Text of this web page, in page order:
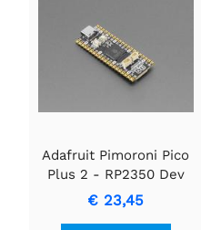
Adafruit Pimoroni Pico
Plus 2 - RP2350 Dev
Board med Pico-form
og pins
€ 23,45